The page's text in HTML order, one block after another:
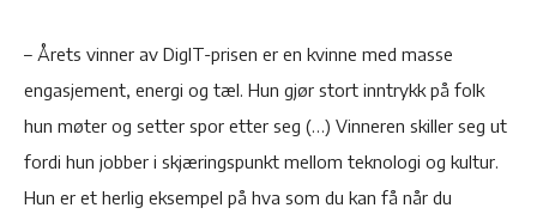
– Årets vinner av DigIT-prisen er en kvinne med masse
engasjement, energi og tæl. Hun gjør stort inntrykk på folk
hun møter og setter spor etter seg (…) Vinneren skiller seg ut
fordi hun jobber i skjæringspunkt mellom teknologi og kultur.
Hun er et herlig eksempel på hva som du kan få når du